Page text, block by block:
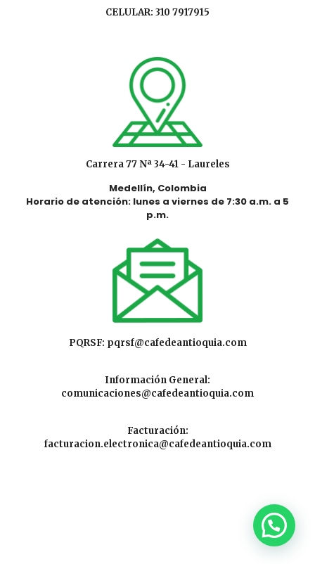
CELULAR: 310 7917915
Carrera 77 Nª 34-41 - Laureles
Medellín, Colombia
Horario de atención: lunes a viernes de 7:30 a.m. a 5
p.m.
PQRSF: pqrsf@cafedeantioquia.com
Información General:
comunicaciones@cafedeantioquia.com
Facturación:
facturacion.electronica@cafedeantioquia.com